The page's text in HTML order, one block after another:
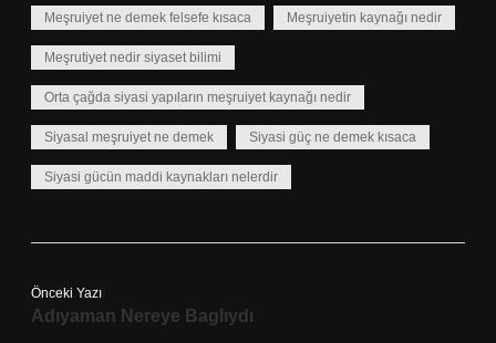
Meşruiyet ne demek felsefe kısaca Meşruiyetin kaynağı nedir
Meşrutiyet nedir siyaset bilimi
Orta çağda siyasi yapıların meşruiyet kaynağı nedir
Siyasal meşruiyet ne demek Siyasi güç ne demek kısaca
Siyasi gücün maddi kaynakları nelerdir
Önceki Yazı
Adıyaman Nereye Baglıydı